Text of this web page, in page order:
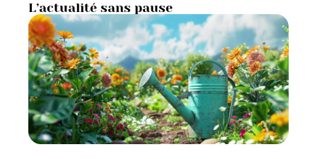
L’actualité sans pause